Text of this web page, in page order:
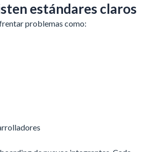
estándares claros
problemas como: